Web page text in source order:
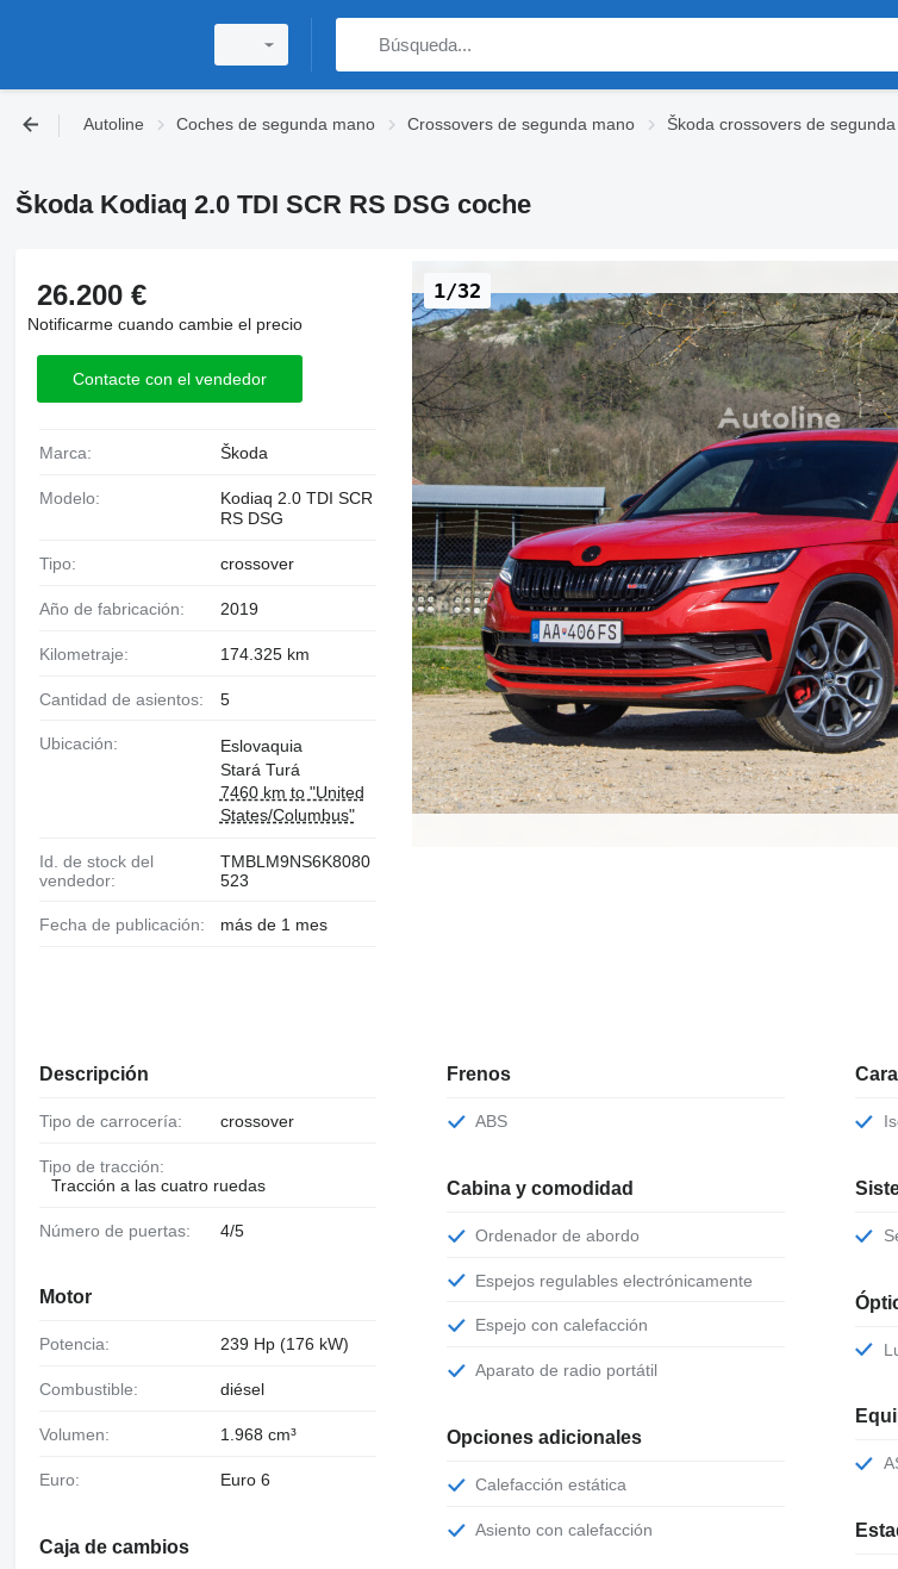
Autoline Coches de segunda mano Crossovers de segunda mano Škoda crossovers de
Škoda Kodiaq 2.0 TDI SCR RS DSG coche
1/32
26.200 €
Notificarme cuando cambie el precio
Contacte con el vendedor
Marca: Škoda
Modelo:
Kodiaq 2.0 TDI SCR
RS DSG
Tipo: crossover
Año de fabricación: 2019
Kilometraje: 174.325 km
Cantidad de asientos: 5
Ubicación:
Eslovaquia
Stará Turá
7460 km to "United
States/Columbus"
Id. de stock del
vendedor:
TMBLM9NS6K8080
523
Fecha de publicación: más de 1 mes
Descripción
Tipo de carrocería: crossover
Tipo de tracción:
Tracción a las cuatro ruedas
Número de puertas: 4/5
Motor
Potencia: 239 Hp (176 kW)
Combustible: diésel
Volumen: 1.968 cm³
Euro: Euro 6
Caja de cambios
Frenos
ABS
Cabina y comodidad
Ordenador de abordo
Espejos regulables electrónicamente
Espejo con calefacción
Aparato de radio portátil
Opciones adicionales
Calefacción estática
Asiento con calefacción